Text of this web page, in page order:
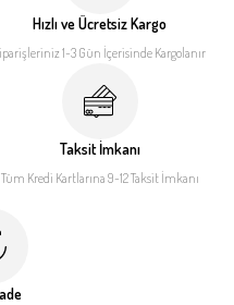
Hızlı ve Ücretsiz Kargo
1-3 Gün İçerisindeKargolanır
Taksit İmkanı
Tüm Kredi Kartlarına 9-12Taksit İmkanı